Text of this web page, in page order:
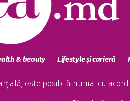
& beauty Lifestyle și carieră
este posibilă numai cu